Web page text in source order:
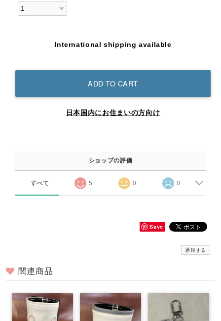
International shipping available
ADD TO CART
日本国内にお住まいの方向け
ショップの評価
すべて 5 0 0
Save
通報する
関連商品